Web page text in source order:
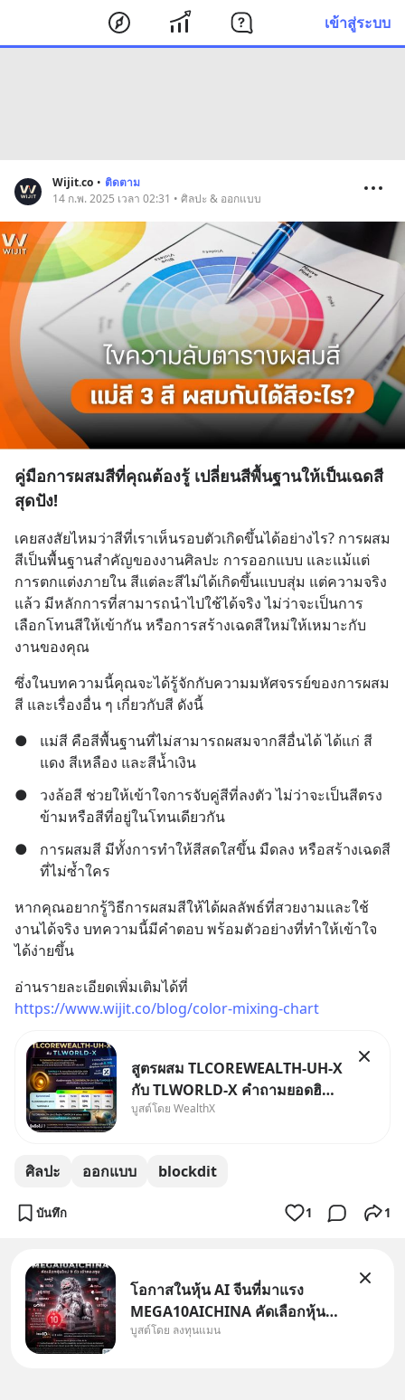
เข้าสู่ระบบ
Wijit.co • ติดตาม
14 ก.พ. 2025 เวลา 02:31 • ศิลปะ & ออกแบบ
คู่มือการผสมสีที่คุณต้องรู้ เปลี่ยนสีพื้นฐานให้เป็นเฉดสี
สุดปัง!
เคยสงสัยไหมว่าสีที่เราเห็นรอบตัวเกิดขึ้นได้อย่างไร? การผสม
สีเป็นพื้นฐานสำคัญของงานศิลปะ การออกแบบ และแม้แต่
การตกแต่งภายใน สีแต่ละสีไม่ได้เกิดขึ้นแบบสุ่ม แต่ความจริง
แล้ว มีหลักการที่สามารถนำไปใช้ได้จริง ไม่ว่าจะเป็นการ
เลือกโทนสีให้เข้ากัน หรือการสร้างเฉดสีใหม่ให้เหมาะกับ
งานของคุณ
ซึ่งในบทความนี้คุณจะได้รู้จักกับความมหัศจรรย์ของการผสม
สี และเรื่องอื่น ๆ เกี่ยวกับสี ดังนี้
●
แม่สี คือสีพื้นฐานที่ไม่สามารถผสมจากสีอื่นได้ ได้แก่ สี
แดง สีเหลือง และสีน้ำเงิน
●
วงล้อสี ช่วยให้เข้าใจการจับคู่สีที่ลงตัว ไม่ว่าจะเป็นสีตรง
ข้ามหรือสีที่อยู่ในโทนเดียวกัน
●
การผสมสี มีทั้งการทำให้สีสดใสขึ้น มืดลง หรือสร้างเฉดสี
ที่ไม่ซ้ำใคร
หากคุณอยากรู้วิธีการผสมสีให้ได้ผลลัพธ์ที่สวยงามและใช้
งานได้จริง บทความนี้มีคำตอบ พร้อมตัวอย่างที่ทำให้เข้าใจ
ได้ง่ายขึ้น
https://www.wijit.co/blog/color-mixing-chart
สูตรผสม TLCOREWEALTH-UH-X
กับ TLWORLD-X คำถามยอดฮิตที่
คนใช้ WealthX ถามเข้ามา
บูสต์โดย WealthX
ศิลปะ ออกแบบ blockdit
บันทึก 1 1
โอกาสในหุ้น AI จีนที่มาแรง
MEGA10AICHINA คัดเลือกหุ้น
ใหม่ 9 ตัว เข้ากองทุน.. ครอบคลุม
บูสต์โดย ลงทุนแมน